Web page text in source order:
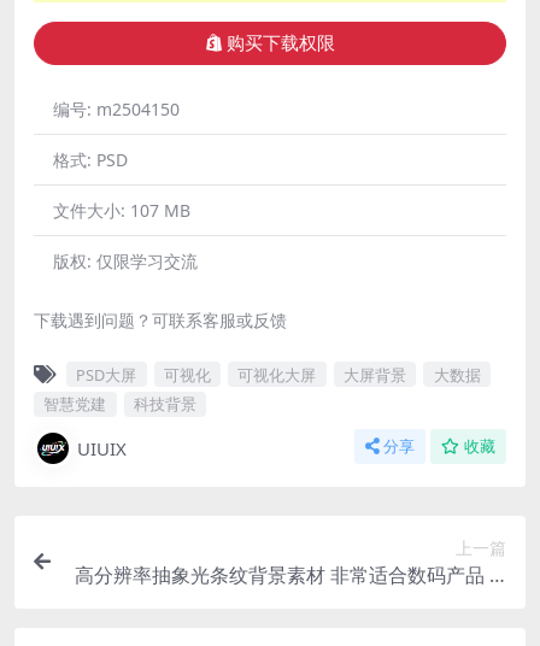
购买下载权限
编号: m2504150
格式: PSD
文件大小: 107 MB
版权: 仅限学习交流
下载遇到问题？可联系客服或反馈
PSD大屏 可视化 可视化大屏 大屏背景
大数据
智慧党建
科技背景
UIUIX 分享 收藏
上一篇
高分辨率抽象光条纹背景素材 非常适合数码产品 JP